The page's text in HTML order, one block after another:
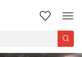
nhadatdongnai360.vn